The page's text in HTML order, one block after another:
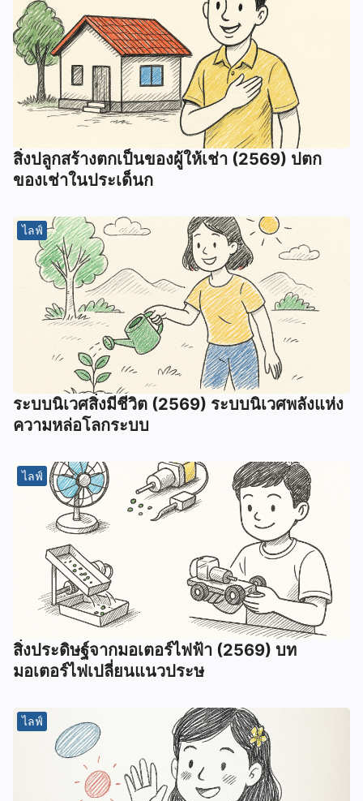
สิ่งปลูกสร้างตกเป็นของผู้ให้เช่า (2569) ปตก
ของเช่าในประเด็นก
ไลฟ์
ระบบนิเวศสิ่งมีชีวิต (2569) ระบบนิเวศพลังแห่ง
ความหล่อโลกระบบ
ไลฟ์
สิ่งประดิษฐ์จากมอเตอร์ไฟฟ้า (2569) บท
มอเตอร์ไฟเปลี่ยนแนวประษ
ไลฟ์